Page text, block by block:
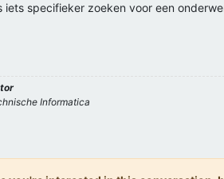
iets specifieker zoeken voor een
Informatica